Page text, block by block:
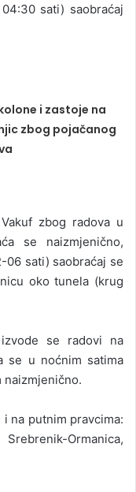
sati) saobraćaj
i zastoje na
zbog pojačanog
zbog radova u
se naizmjenično,
06 sati) saobraćaj se
oko tunela (krug
se radovi na
se u noćnim satima
naizmjenično.
na putnim pravcima:
Ormanica,